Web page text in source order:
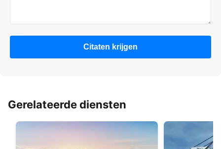
Citaten krijgen
Gerelateerde diensten